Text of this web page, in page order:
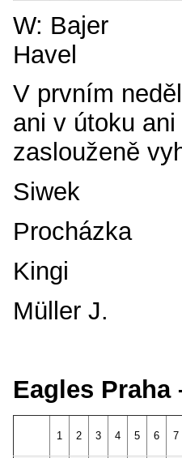
W:
Havel
V prvním
ani v útoku
zaslouženě
Siwek 1-
Procházka
Kingi 1-
Müller J. 4
Eagles
1 2 3 4 5 6 7